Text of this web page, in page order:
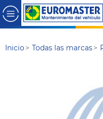
Inicio Todas las marcas